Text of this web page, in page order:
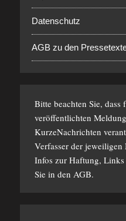
Datenschutz
AGB zu den
Bitte beachten Sie,
veröffentlichten
KurzeNachrichten
Verfasser der
Infos zur Haftung,
Sie in den AGB.